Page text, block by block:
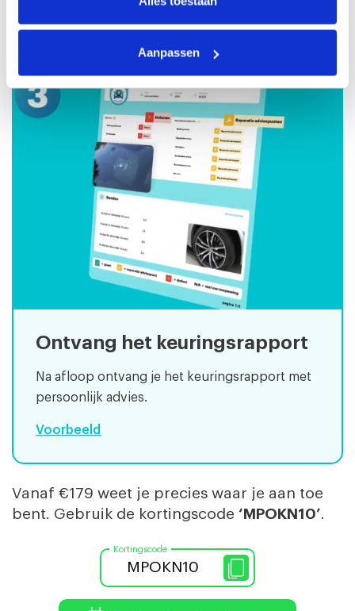
Aanpassen
Ontvang het keuringsrapport
Na afloop ontvang je het keuringsrapport met
persoonlijk advies.
Voorbeeld
Vanaf €179 weet je precies waar je aan toe
bent. Gebruik de kortingscode ‘MPOKN10’.
MPOKN10